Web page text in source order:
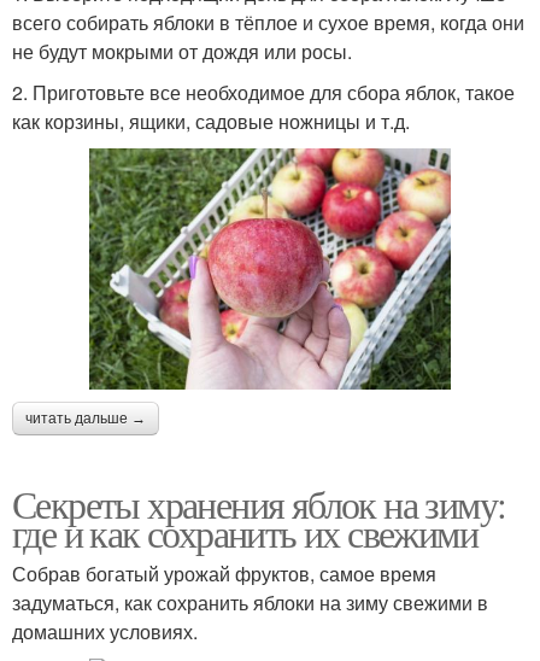
всего собирать яблоки в тёплое и сухое время, когда они
не будут мокрыми от дождя или росы.
2. Приготовьте все необходимое для сбора яблок, такое
как корзины, ящики, садовые ножницы и т.д.
читать дальше →
Секреты хранения яблок на зиму:
где и как сохранить их свежими
Собрав богатый урожай фруктов, самое время
задуматься, как сохранить яблоки на зиму свежими в
домашних условиях.